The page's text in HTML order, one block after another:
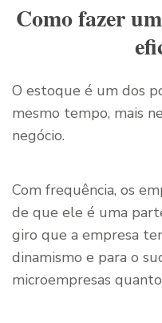
Como fazer
O estoque é um dos
mesmo tempo, mais
negócio.
Com frequência, os
de que ele é uma
giro que a empresa
dinamismo e para o
microempresas